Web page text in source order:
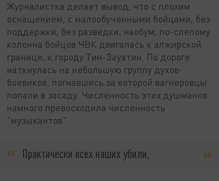
Журналистка делает вывод, что с плохим
оснащением, с малообученными бойцами, без
поддержки, без разведки, наобум, по-слепому
колонна бойцов ЧВК двигалась к алжирской
границе, к городу Тин-Зауатин. По дороге
наткнулась на небольшую группу духов-
боевиков, погнавшись за которой вагнеровцы
попали в засаду. Численность этих душманов
намного превосходила численность
"музыкантов".
Практически всех наших убили,